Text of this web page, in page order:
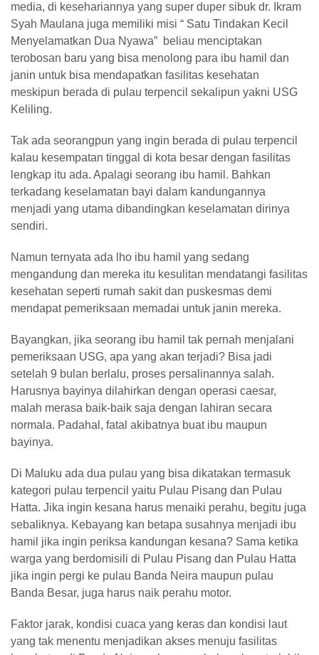
media, di kesehariannya yang super duper sibuk dr. Ikram
Syah Maulana juga memiliki misi “ Satu Tindakan Kecil
Menyelamatkan Dua Nyawa” beliau menciptakan
terobosan baru yang bisa menolong para ibu hamil dan
janin untuk bisa mendapatkan fasilitas kesehatan
meskipun berada di pulau terpencil sekalipun yakni USG
Keliling.
Tak ada seorangpun yang ingin berada di pulau terpencil
kalau kesempatan tinggal di kota besar dengan fasilitas
lengkap itu ada. Apalagi seorang ibu hamil. Bahkan
terkadang keselamatan bayi dalam kandungannya
menjadi yang utama dibandingkan keselamatan dirinya
sendiri.
Namun ternyata ada lho ibu hamil yang sedang
mengandung dan mereka itu kesulitan mendatangi fasilitas
kesehatan seperti rumah sakit dan puskesmas demi
mendapat pemeriksaan memadai untuk janin mereka.
Bayangkan, jika seorang ibu hamil tak pernah menjalani
pemeriksaan USG, apa yang akan terjadi? Bisa jadi
setelah 9 bulan berlalu, proses persalinannya salah.
Harusnya bayinya dilahirkan dengan operasi caesar,
malah merasa baik-baik saja dengan lahiran secara
normala. Padahal, fatal akibatnya buat ibu maupun
bayinya.
Di Maluku ada dua pulau yang bisa dikatakan termasuk
kategori pulau terpencil yaitu Pulau Pisang dan Pulau
Hatta. Jika ingin kesana harus menaiki perahu, begitu juga
sebaliknya. Kebayang kan betapa susahnya menjadi ibu
hamil jika ingin periksa kandungan kesana? Sama ketika
warga yang berdomisili di Pulau Pisang dan Pulau Hatta
jika ingin pergi ke pulau Banda Neira maupun pulau
Banda Besar, juga harus naik perahu motor.
Faktor jarak, kondisi cuaca yang keras dan kondisi laut
yang tak menentu menjadikan akses menuju fasilitas